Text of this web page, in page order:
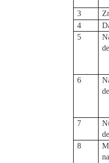
3
4
5
6
7
8